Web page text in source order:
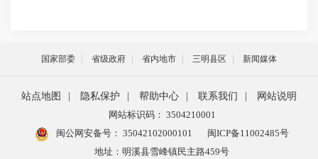
国家部委 省级政府 省内地市 三明县区 新闻媒体
站点地图 隐私保护 帮助中心 联系我们
网站说明
网站标识码： 3504210001
闽公网安备号： 35042102000101
闽ICP备11002485号
地址：明溪县雪峰镇民主路459号